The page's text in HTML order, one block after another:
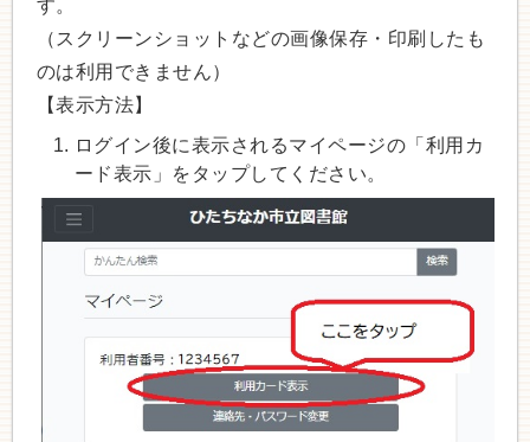
す。
（スクリーンショットなどの画像保存・印刷したも
のは利用できません）
【表示方法】
ログイン後に表示されるマイページの「利用カ
ード表示」をタップしてください。